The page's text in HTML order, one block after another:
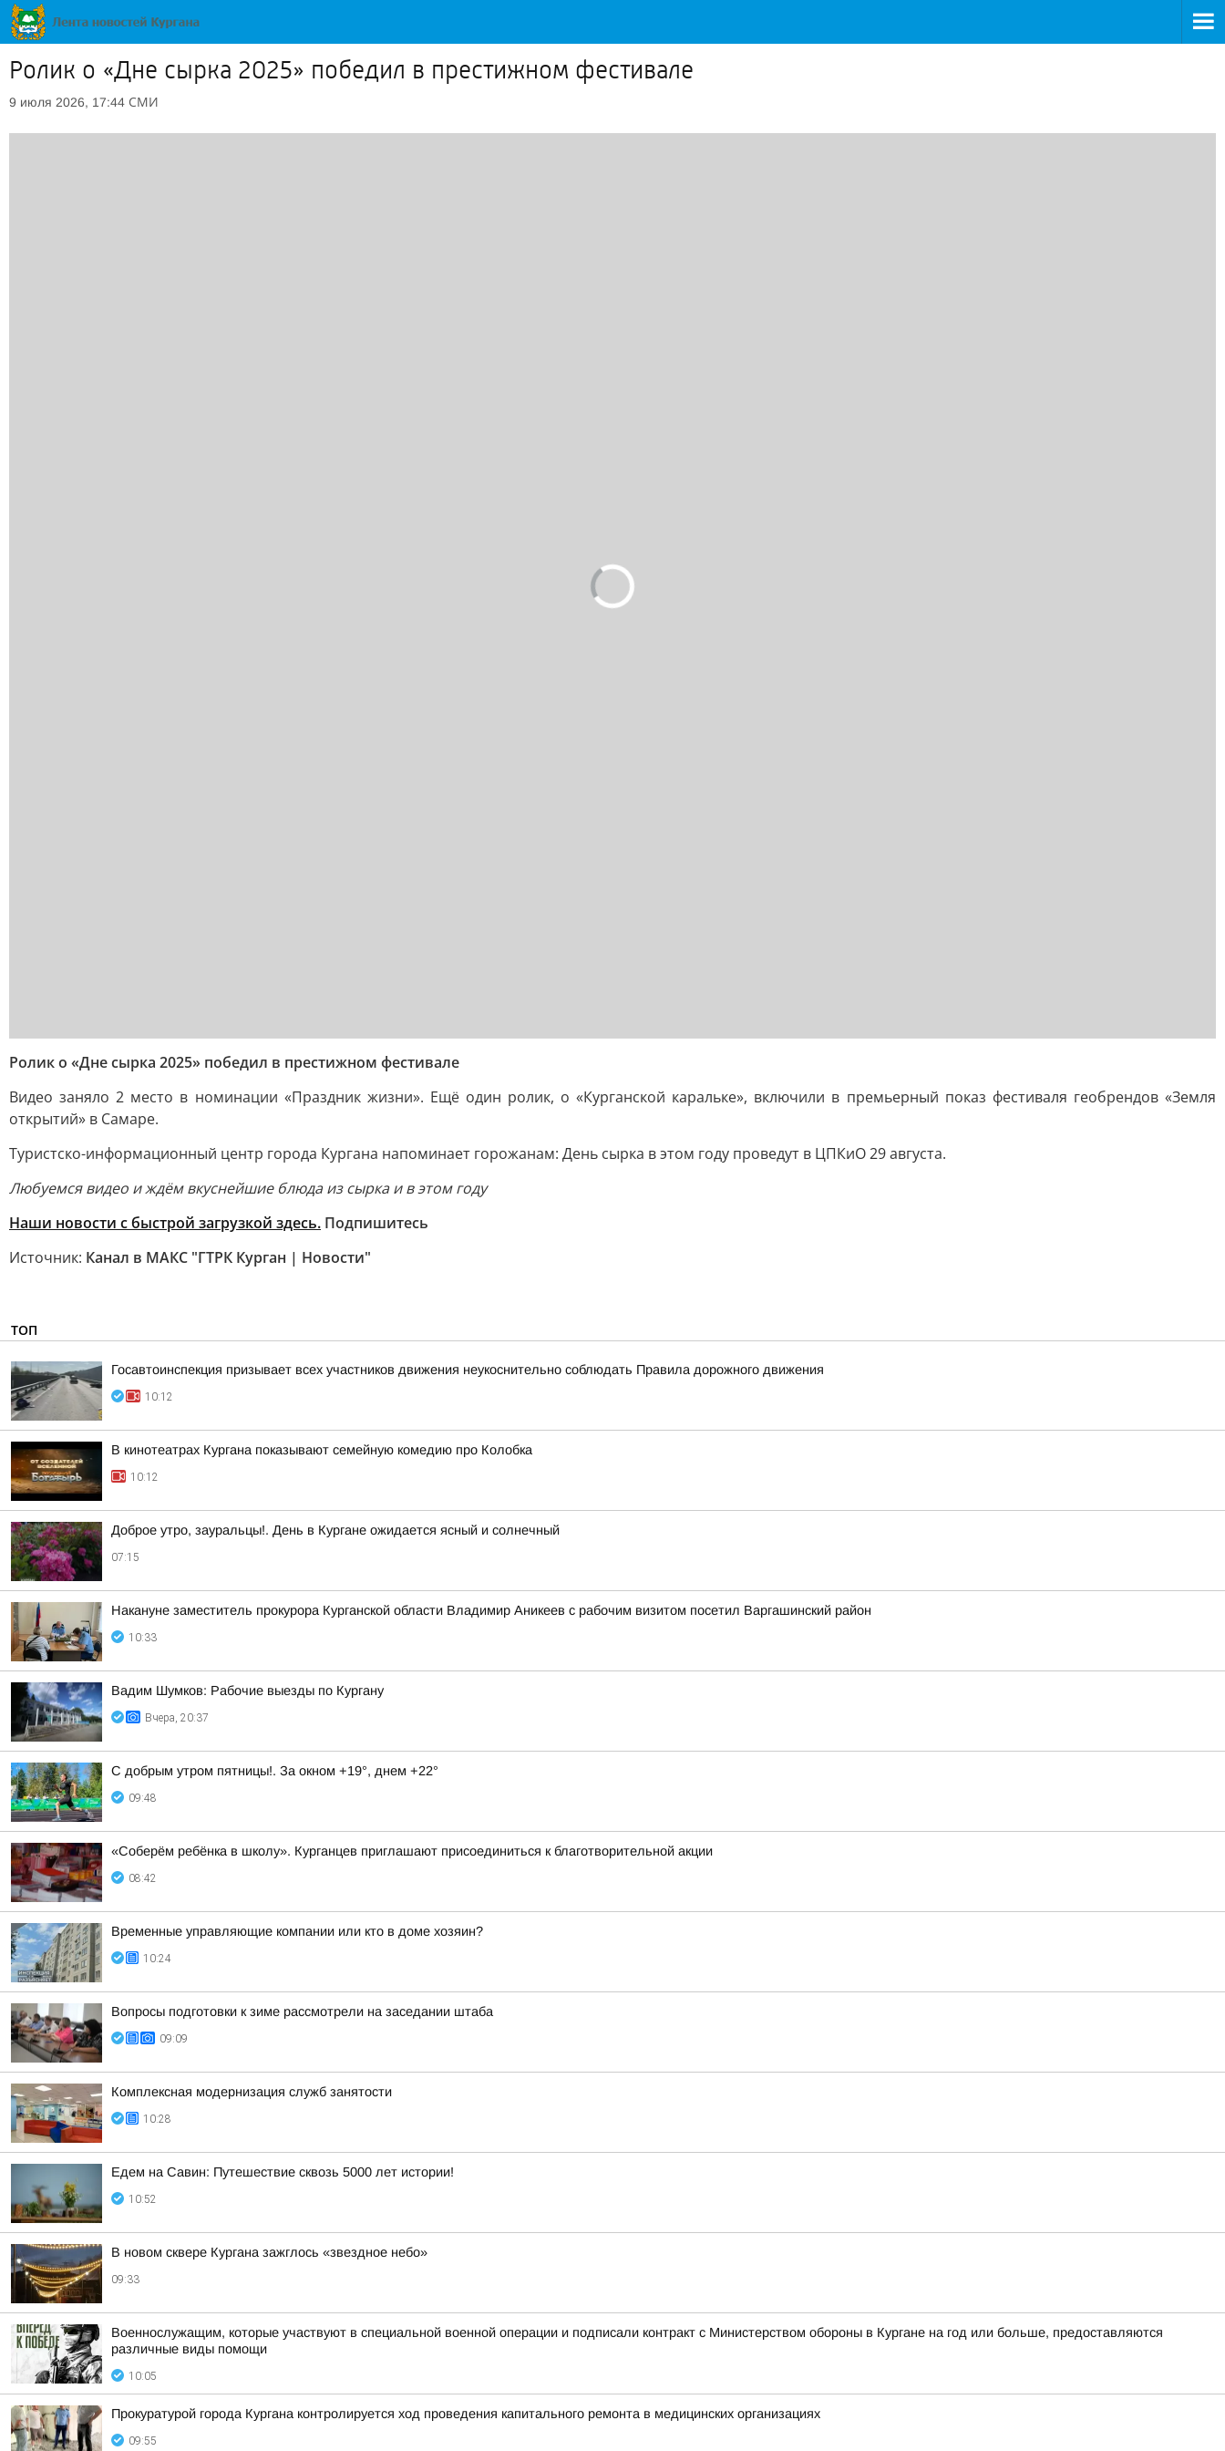
Ролик о «Дне сырка 2025» победил в престижном фестивале
9 июля 2026, 17:44 СМИ
Ролик о «Дне сырка 2025» победил в престижном фестивале
Видео заняло 2 место в номинации «Праздник жизни». Ещё один ролик, о «Курганской каральке», включили в премьерный показ фестиваля геобрендов «Земля
открытий» в Самаре.
Туристско-информационный центр города Кургана напоминает горожанам: День сырка в этом году проведут в ЦПКиО 29 августа.
Любуемся видео и ждём вкуснейшие блюда из сырка и в этом году
Наши новости с быстрой загрузкой здесь. Подпишитесь
Источник: Канал в МАКС "ГТРК Курган | Новости"
ТОП
Госавтоинспекция призывает всех участников движения неукоснительно соблюдать Правила дорожного движения
10:12
В кинотеатрах Кургана показывают семейную комедию про Колобка
10:12
Доброе утро, зауральцы!. День в Кургане ожидается ясный и солнечный
07:15
Накануне заместитель прокурора Курганской области Владимир Аникеев с рабочим визитом посетил Варгашинский район
10:33
Вадим Шумков: Рабочие выезды по Кургану
Вчера, 20:37
С добрым утром пятницы!. За окном +19°, днем +22°
09:48
«Соберём ребёнка в школу». Курганцев приглашают присоединиться к благотворительной акции
08:42
Временные управляющие компании или кто в доме хозяин?
10:24
Вопросы подготовки к зиме рассмотрели на заседании штаба
09:09
Комплексная модернизация служб занятости
10:28
Едем на Савин: Путешествие сквозь 5000 лет истории!
10:52
В новом сквере Кургана зажглось «звездное небо»
09:33
Военнослужащим, которые участвуют в специальной военной операции и подписали контракт с Министерством обороны в Кургане на год или больше, предоставляются
различные виды помощи
10:05
Прокуратурой города Кургана контролируется ход проведения капитального ремонта в медицинских организациях
09:55